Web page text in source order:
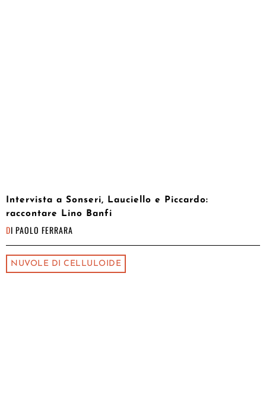
Intervista a Sonseri, Lauciello e Piccardo:
raccontare Lino Banfi
DI PAOLO FERRARA
NUVOLE DI CELLULOIDE